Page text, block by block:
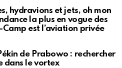
hydravions et jets, oh mon
la plus en vogue des
est l’aviation privée
de Prabowo : rechercher
dans le vortex